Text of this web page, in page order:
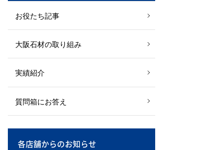
お役たち記事
大阪石材の取り組み
実績紹介
質問箱にお答え
各店舗からのお知らせ